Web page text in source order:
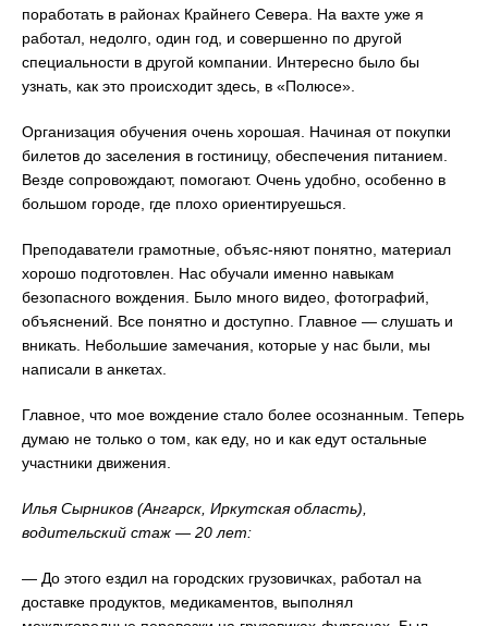
поработать в районах Крайнего Севера. На вахте уже я
работал, недолго, один год, и совершенно по другой
специальности в другой компании. Интересно было бы
узнать, как это происходит здесь, в «Полюсе».
Организация обучения очень хорошая. Начиная от покупки
билетов до заселения в гостиницу, обеспечения питанием.
Везде сопровождают, помогают. Очень удобно, особенно в
большом городе, где плохо ориентируешься.
Преподаватели грамотные, объяс-няют понятно, материал
хорошо подготовлен. Нас обучали именно навыкам
безопасного вождения. Было много видео, фотографий,
объяснений. Все понятно и доступно. Главное — слушать и
вникать. Небольшие замечания, которые у нас были, мы
написали в анкетах.
Главное, что мое вождение стало более осознанным. Теперь
думаю не только о том, как еду, но и как едут остальные
участники движения.
Илья Сырников (Ангарск, Иркутская область),
водительский стаж — 20 лет:
— До этого ездил на городских грузовичках, работал на
доставке продуктов, медикаментов, выполнял